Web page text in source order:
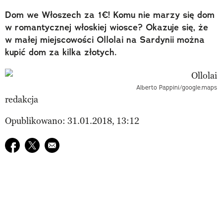
Dom we Włoszech za 1€! Komu nie marzy się dom
w romantycznej włoskiej wiosce? Okazuje się, że
w małej miejscowości Ollolai na Sardynii można
kupić dom za kilka złotych.
Alberto Pappini/google.maps
redakcja
Opublikowano: 31.01.2018, 13:12
Udostępnij na facebook
Udostępnij na twitter
E-mail do przyjaciela